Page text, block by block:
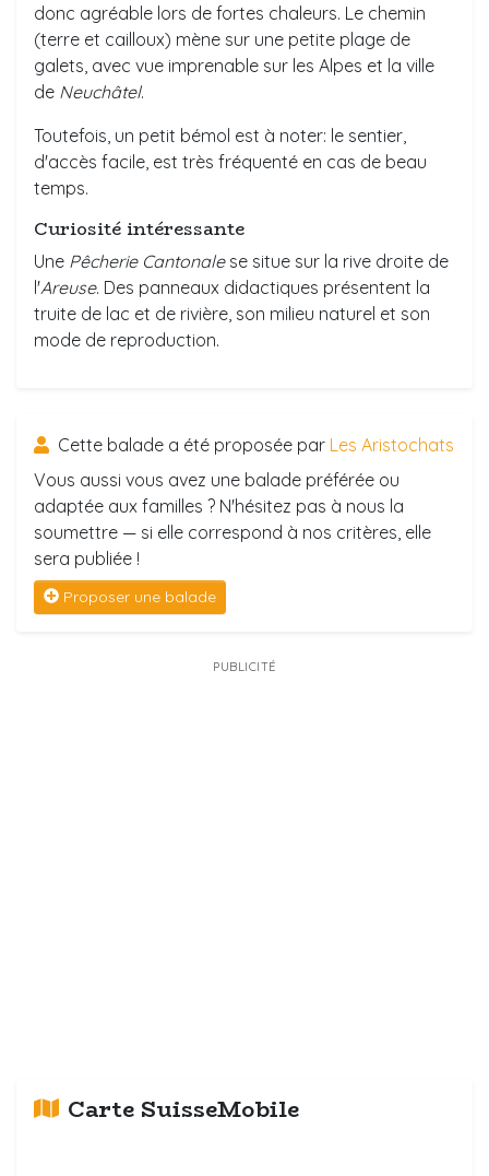
donc agréable lors de fortes chaleurs. Le chemin
(terre et cailloux) mène sur une petite plage de
galets, avec vue imprenable sur les Alpes et la ville
de Neuchâtel.
Toutefois, un petit bémol est à noter: le sentier,
d'accès facile, est très fréquenté en cas de beau
temps.
Curiosité intéressante
Une Pêcherie Cantonale se situe sur la rive droite de
l'Areuse. Des panneaux didactiques présentent la
truite de lac et de rivière, son milieu naturel et son
mode de reproduction.
Cette balade a été proposée par Les Aristochats
Vous aussi vous avez une balade préférée ou
adaptée aux familles ? N'hésitez pas à nous la
soumettre — si elle correspond à nos critères, elle
sera publiée !
Proposer une balade
PUBLICITÉ
Carte SuisseMobile